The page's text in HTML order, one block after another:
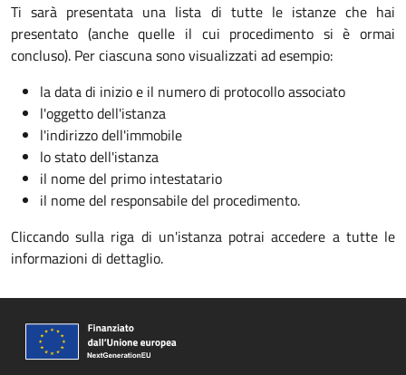
Ti sarà presentata una lista di tutte le istanze che hai
presentato (anche quelle il cui procedimento si è ormai
concluso). Per ciascuna sono visualizzati ad esempio:
la data di inizio e il numero di protocollo associato
l'oggetto dell'istanza
l'indirizzo dell'immobile
lo stato dell'istanza
il nome del primo intestatario
il nome del responsabile del procedimento.
Cliccando sulla riga di un'istanza potrai accedere a tutte le
informazioni di dettaglio.